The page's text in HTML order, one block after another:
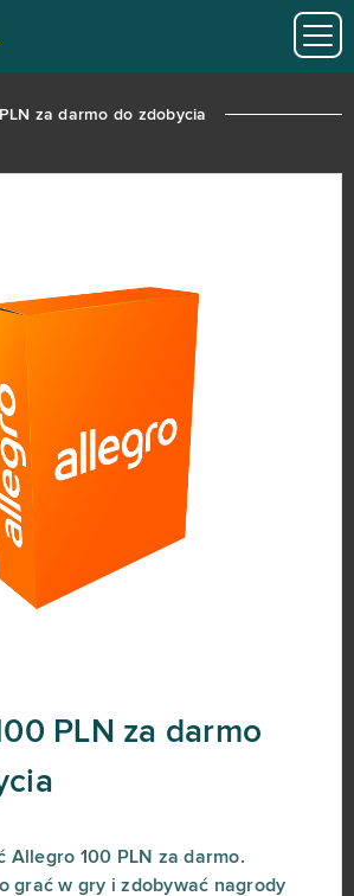
za darmo do zdobycia
PLN za darmo
Allegro 100 PLN za darmo.
grać w gry i zdobywać nagrody